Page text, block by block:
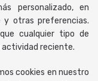
personalizado, en
otras preferencias.
cualquier tipo de
reciente.
cookies en nuestro